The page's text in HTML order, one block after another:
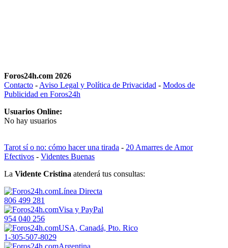
Foros24h.com 2026
Contacto - Aviso Legal y Política de Privacidad - Modos de
Publicidad en Foros24h
Usuarios Online:
No hay usuarios
Tarot sí o no: cómo hacer una tirada - 20 Amarres de Amor
Efectivos - Videntes Buenas
La Vidente Cristina atenderá tus consultas:
Línea Directa
806 499 281
Visa y PayPal
954 040 256
USA, Canadá, Pto. Rico
1-305-507-8029
Argentina